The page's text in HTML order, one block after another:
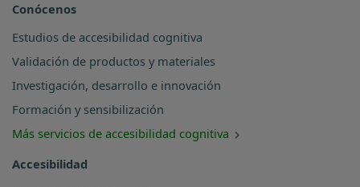
Conócenos
Estudios de accesibilidad cognitiva
Validación de productos y materiales
Investigación, desarrollo e innovación
Formación y sensibilización
Más servicios de accesibilidad cognitiva
Accesibilidad